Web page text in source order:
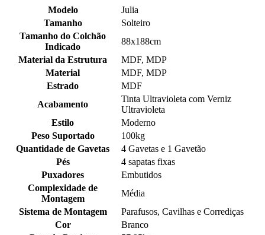
Modelo
Julia
Tamanho
Solteiro
Tamanho do Colchão
Indicado
88x188cm
Material da Estrutura
MDF, MDP
Material
MDF, MDP
Estrado
MDF
Acabamento
Tinta Ultravioleta com Verniz
Ultravioleta
Estilo
Moderno
Peso Suportado
100kg
Quantidade de Gavetas
4 Gavetas e 1 Gavetão
Pés
4 sapatas fixas
Puxadores
Embutidos
Complexidade de
Montagem
Média
Sistema de Montagem
Parafusos, Cavilhas e Corrediças
Cor
Branco